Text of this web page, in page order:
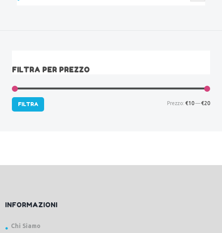
FILTRA PER PREZZO
FILTRA Prezzo: €10—€20
INFORMAZIONI
Chi Siamo